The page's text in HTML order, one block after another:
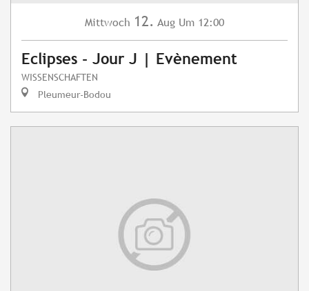
Mittwoch 12. Aug Um 12:00
Eclipses - Jour J | Evènement
WISSENSCHAFTEN
Pleumeur-Bodou